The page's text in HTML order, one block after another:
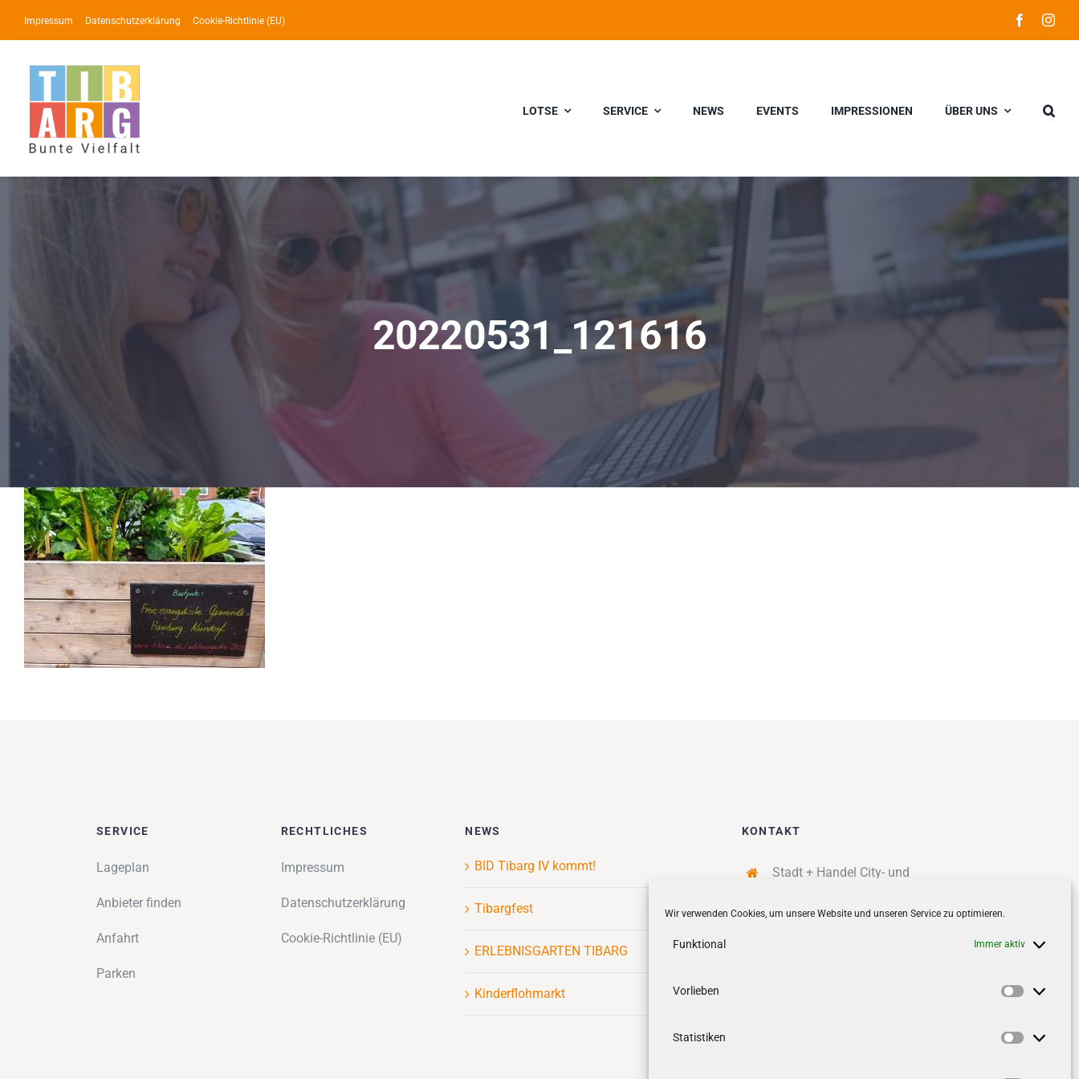
Wir verwenden Cookies, um unsere Website und unseren Service zu optimieren.
Funktional Immer aktiv
Vorlieben
Statistiken
Inhalt
springen
Impressum Datenschutzerklärung Cookie-Richtlinie (EU)
LOTSE SERVICE NEWS EVENTS IMPRESSIONEN ÜBER UNS
20220531_121616
SERVICE
Lageplan
Anbieter finden
Anfahrt
Parken
RECHTLICHES
Impressum
Datenschutzerklärung
Cookie-Richtlinie (EU)
NEWS
BID Tibarg IV kommt!
Tibargfest
ERLEBNISGARTEN TIBARG
Kinderflohmarkt
KONTAKT
Stadt + Handel City- und
Quartiersmanagement